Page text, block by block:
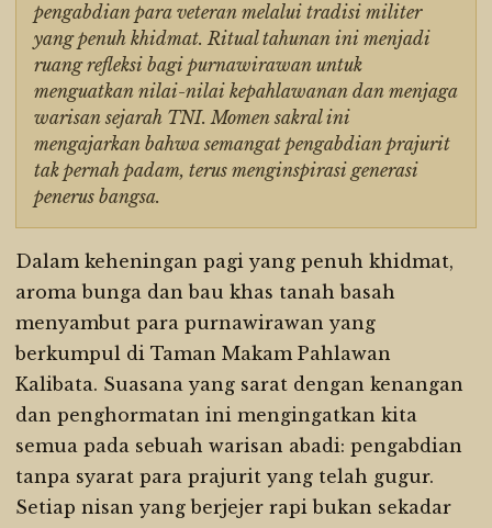
pengabdian para veteran melalui tradisi militer
yang penuh khidmat. Ritual tahunan ini menjadi
ruang refleksi bagi purnawirawan untuk
menguatkan nilai-nilai kepahlawanan dan menjaga
warisan sejarah TNI. Momen sakral ini
mengajarkan bahwa semangat pengabdian prajurit
tak pernah padam, terus menginspirasi generasi
penerus bangsa.
Dalam keheningan pagi yang penuh khidmat,
aroma bunga dan bau khas tanah basah
menyambut para purnawirawan yang
berkumpul di Taman Makam Pahlawan
Kalibata. Suasana yang sarat dengan kenangan
dan penghormatan ini mengingatkan kita
semua pada sebuah warisan abadi: pengabdian
tanpa syarat para prajurit yang telah gugur.
Setiap nisan yang berjejer rapi bukan sekadar